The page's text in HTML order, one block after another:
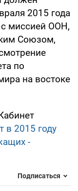
2015 года
миссией ООН,
Союзом,
по
на востоке
в 2015 году
-
Подписаться